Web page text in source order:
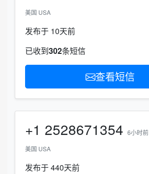
美国 USA
发布于 10天前
已收到302条短信
查看短信
+1 2528671354 6小时前
美国 USA
发布于 440天前